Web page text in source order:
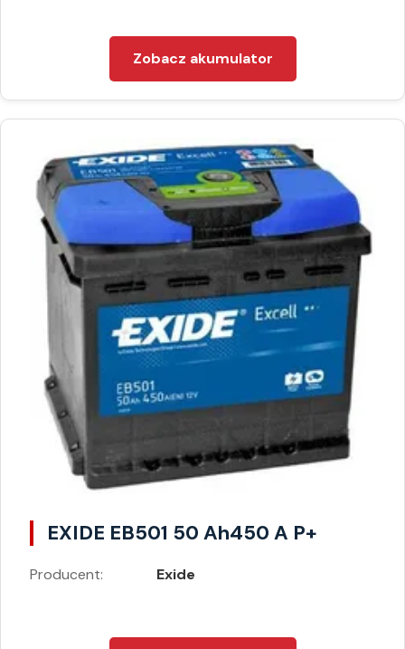
Zobacz akumulator
EXIDE EB501 50 Ah450 A P+
Producent: Exide